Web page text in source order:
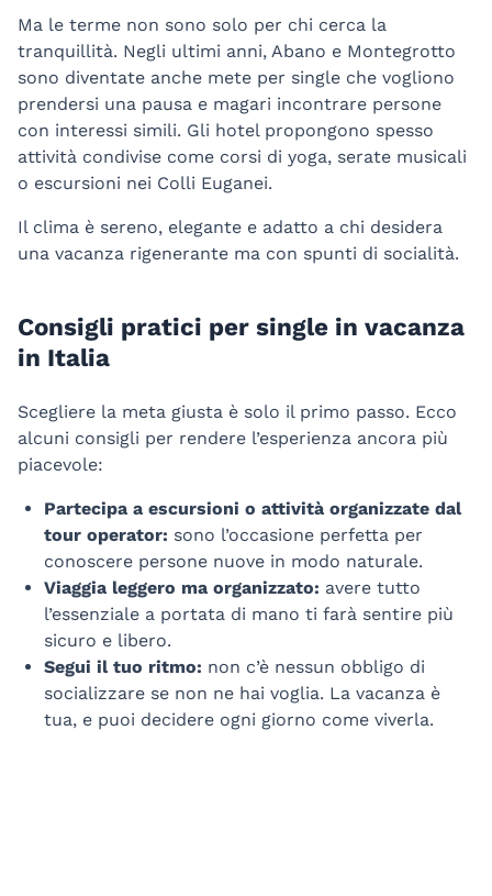
Ma le terme non sono solo per chi cerca la
tranquillità. Negli ultimi anni, Abano e Montegrotto
sono diventate anche mete per single che vogliono
prendersi una pausa e magari incontrare persone
con interessi simili. Gli hotel propongono spesso
attività condivise come corsi di yoga, serate musicali
o escursioni nei Colli Euganei.
Il clima è sereno, elegante e adatto a chi desidera
una vacanza rigenerante ma con spunti di socialità.
Consigli pratici per single in vacanza
in Italia
Scegliere la meta giusta è solo il primo passo. Ecco
alcuni consigli per rendere l’esperienza ancora più
piacevole:
Partecipa a escursioni o attività organizzate dal
tour operator: sono l’occasione perfetta per
conoscere persone nuove in modo naturale.
Viaggia leggero ma organizzato: avere tutto
l’essenziale a portata di mano ti farà sentire più
sicuro e libero.
Segui il tuo ritmo: non c’è nessun obbligo di
socializzare se non ne hai voglia. La vacanza è
tua, e puoi decidere ogni giorno come viverla.